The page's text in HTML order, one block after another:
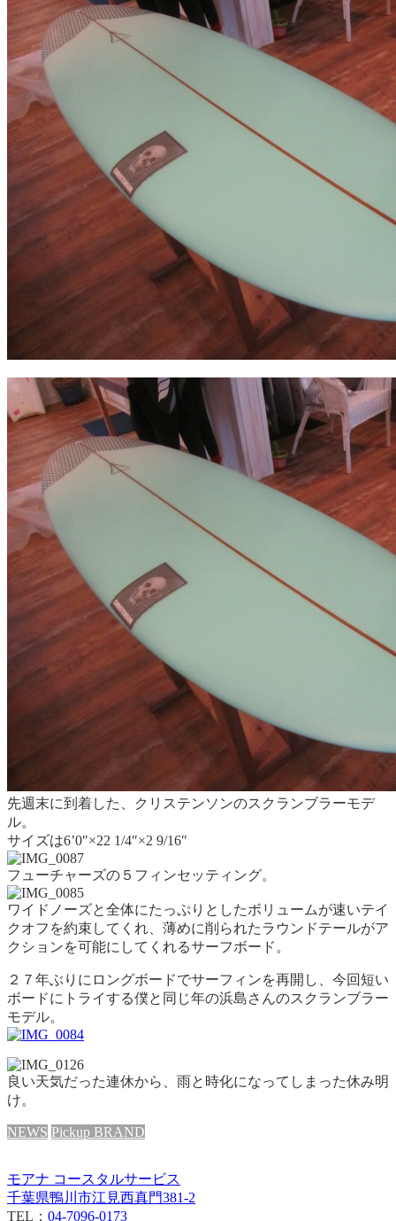
先週末に到着した、クリステンソンのスクランブラーモデ
ル。
サイズは6’0″×22 1/4″×2 9/16″
フューチャーズの５フィンセッティング。
ワイドノーズと全体にたっぷりとしたボリュームが速いテイ
クオフを約束してくれ、薄めに削られたラウンドテールがア
クションを可能にしてくれるサーフボード。
２７年ぶりにロングボードでサーフィンを再開し、今回短い
ボードにトライする僕と同じ年の浜島さんのスクランブラー
モデル。
良い天気だった連休から、雨と時化になってしまった休み明
け。
NEWS Pickup BRAND
モアナ コースタルサービス
千葉県鴨川市江見西真門381-2
TEL： 04-7096-0173